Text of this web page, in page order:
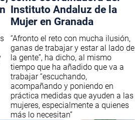
Instituto Andaluz de la
Mujer en Granada
“Afronto el reto con mucha ilusión,
ganas de trabajar y estar al lado de
la gente”, ha dicho, al mismo
tiempo que ha añadido que va a
trabajar “escuchando,
acompañando y poniendo en
práctica medidas que ayuden a las
mujeres, especialmente a quienes
más lo necesitan”